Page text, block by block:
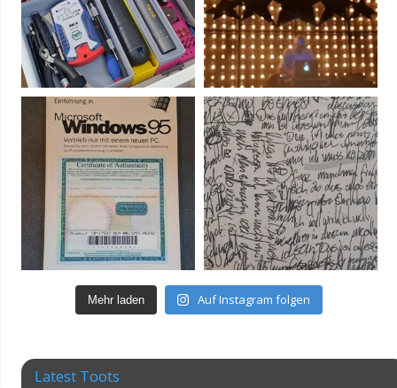
Mehr laden Auf Instagram folgen
Latest Toots